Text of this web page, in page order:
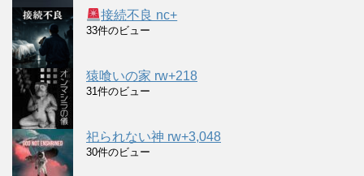
接続不良 nc+
33件のビュー
猿喰いの家 rw+218
31件のビュー
祀られない神 rw+3,048
30件のビュー